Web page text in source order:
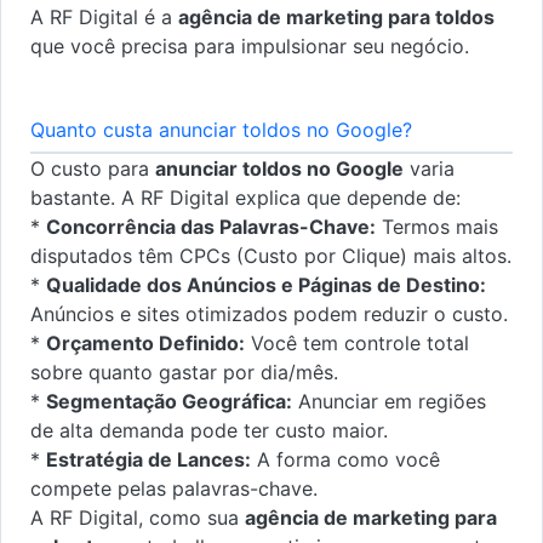
A RF Digital é a agência de marketing para toldos
que você precisa para impulsionar seu negócio.
Quanto custa anunciar toldos no Google?
O custo para anunciar toldos no Google varia
bastante. A RF Digital explica que depende de:
* Concorrência das Palavras-Chave: Termos mais
disputados têm CPCs (Custo por Clique) mais altos.
* Qualidade dos Anúncios e Páginas de Destino:
Anúncios e sites otimizados podem reduzir o custo.
* Orçamento Definido: Você tem controle total
sobre quanto gastar por dia/mês.
* Segmentação Geográfica: Anunciar em regiões
de alta demanda pode ter custo maior.
* Estratégia de Lances: A forma como você
compete pelas palavras-chave.
A RF Digital, como sua agência de marketing para